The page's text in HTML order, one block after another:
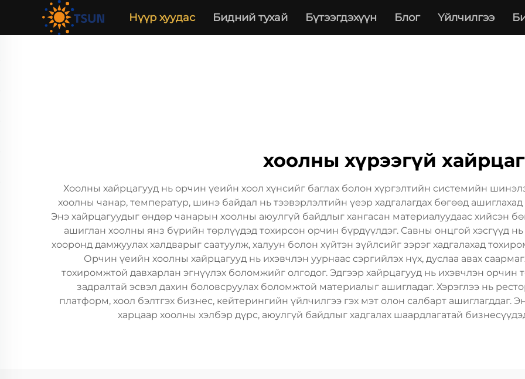
Нүүр хуудас Бидний тухай Бүтээгдэхүүн Блог Үйлчилгээ
хоолны хүрээгүй хайрцаг
Хоолны хайрцагууд нь орчин үеийн хоол хүнсийг баглах болон хүргэлтийн системийн
хоолны чанар, температур, шинэ байдал нь тээвэрлэлтийн үеэр хадгалагдах бөгөөд
Энэ хайрцагуудыг өндөр чанарын хоолны аюулгүй байдлыг хангасан материалуудаас хийсэн
ашиглан хоолны янз бүрийн төрлүүдэд тохирсон орчин бүрдүүлдэг. Савны онцгой хэсгүүд
хооронд дамжуулах халдварыг саатуулж, халуун болон хүйтэн зүйлсийг зэрэг хадгалахад
Орчин үеийн хоолны хайрцагууд нь ихэвчлэн уурнаас сэргийлэх нүх, дуслаа авах
тохиромжтой давхарлан эгнүүлэх боломжийг олгодог. Эдгээр хайрцагууд нь ихэвчлэн орчин
задралтай эсвэл дахин боловсруулах боломжтой материалыг ашигладаг. Хэрэглээ нь
платформ, хоол бэлтгэх бизнес, кейтерингийн үйлчилгээ гэх мэт олон салбарт ашиглагддаг.
харцаар хоолны хэлбэр дүрс, аюулгүй байдлыг хадгалах шаардлагатай